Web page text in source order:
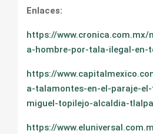
Enlaces:
https://
a-hombre-por-tala-ilegal-en-
https://
a-talamontes-en-el-paraje-
miguel-topilejo-alcaldia-
https://